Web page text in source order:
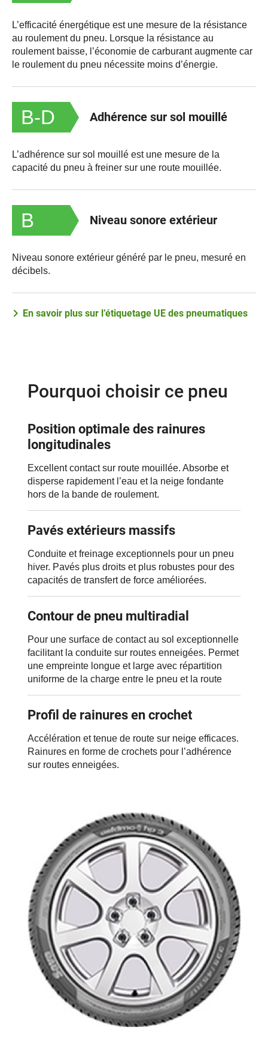
L’efficacité énergétique est une mesure de la résistance
au roulement du pneu. Lorsque la résistance au
roulement baisse, l’économie de carburant augmente car
le roulement du pneu nécessite moins d’énergie.
B-D Adhérence sur sol mouillé
L’adhérence sur sol mouillé est une mesure de la
capacité du pneu à freiner sur une route mouillée.
B Niveau sonore extérieur
Niveau sonore extérieur généré par le pneu, mesuré en
décibels.
En savoir plus sur l’étiquetage UE des pneumatiques
Pourquoi choisir ce pneu
Position optimale des rainures
longitudinales
Excellent contact sur route mouillée. Absorbe et
disperse rapidement l’eau et la neige fondante
hors de la bande de roulement.
Pavés extérieurs massifs
Conduite et freinage exceptionnels pour un pneu
hiver. Pavés plus droits et plus robustes pour des
capacités de transfert de force améliorées.
Contour de pneu multiradial
Pour une surface de contact au sol exceptionnelle
facilitant la conduite sur routes enneigées. Permet
une empreinte longue et large avec répartition
uniforme de la charge entre le pneu et la route
Profil de rainures en crochet
Accélération et tenue de route sur neige efficaces.
Rainures en forme de crochets pour l’adhérence
sur routes enneigées.